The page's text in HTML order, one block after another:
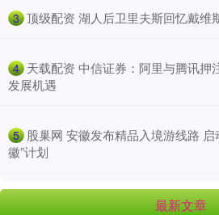
3 顶级配资 湖人后卫里夫斯回忆戴维
4 天载配资 中信证券：阿里与腾讯押
发展机遇
5 股巢网 安徽发布精品入境游线路 启
徽”计划
最新文章